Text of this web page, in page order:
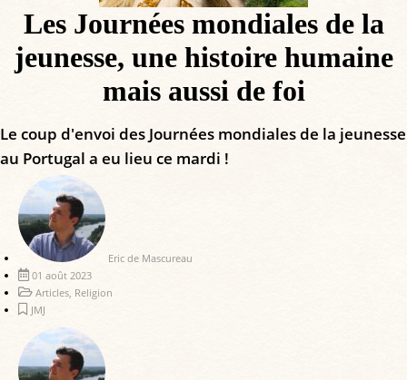
Les Journées mondiales de la
jeunesse, une histoire humaine
mais aussi de foi
Le coup d'envoi des Journées mondiales de la jeunesse
au Portugal a eu lieu ce mardi !
Eric de Mascureau
01 août 2023
Articles Religion
JMJ